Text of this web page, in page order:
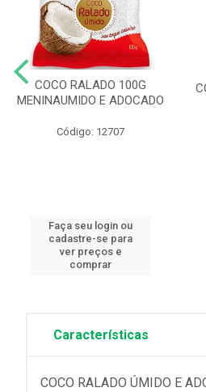
COCO RALADO 100G
MENINAUMIDO E ADOCADO
Código: 12707
Faça seu login ou
cadastre-se para
ver preços e
comprar
Características
COCO RALADO ÚMIDO E